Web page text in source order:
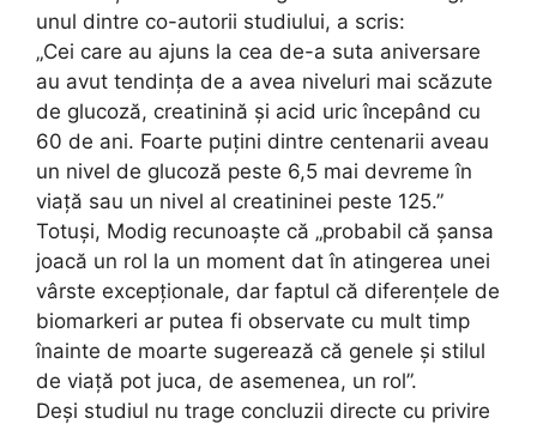
unul dintre co-autorii studiului, a scris:
„Cei care au ajuns la cea de-a suta aniversare
au avut tendința de a avea niveluri mai scăzute
de glucoză, creatinină și acid uric începând cu
60 de ani. Foarte puțini dintre centenarii aveau
un nivel de glucoză peste 6,5 mai devreme în
viață sau un nivel al creatininei peste 125.”
Totuși, Modig recunoaște că „probabil că șansa
joacă un rol la un moment dat în atingerea unei
vârste excepționale, dar faptul că diferențele de
biomarkeri ar putea fi observate cu mult timp
înainte de moarte sugerează că genele și stilul
de viață pot juca, de asemenea, un rol”.
Deși studiul nu trage concluzii directe cu privire